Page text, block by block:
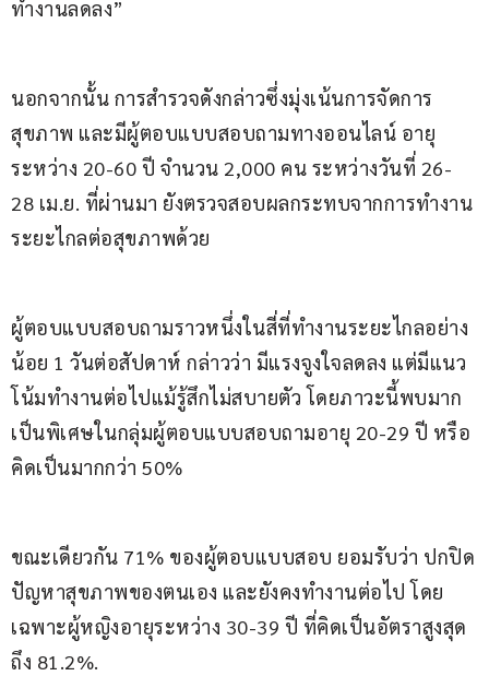
ทำงานลดลง”
นอกจากนั้น การสำรวจดังกล่าวซึ่งมุ่งเน้นการจัดการ
สุขภาพ และมีผู้ตอบแบบสอบถามทางออนไลน์ อายุ
ระหว่าง 20-60 ปี จำนวน 2,000 คน ระหว่างวันที่ 26-
28 เม.ย. ที่ผ่านมา ยังตรวจสอบผลกระทบจากการทำงาน
ระยะไกลต่อสุขภาพด้วย
ผู้ตอบแบบสอบถามราวหนึ่งในสี่ที่ทำงานระยะไกลอย่าง
น้อย 1 วันต่อสัปดาห์ กล่าวว่า มีแรงจูงใจลดลง แต่มีแนว
โน้มทำงานต่อไปแม้รู้สึกไม่สบายตัว โดยภาวะนี้พบมาก
เป็นพิเศษในกลุ่มผู้ตอบแบบสอบถามอายุ 20-29 ปี หรือ
คิดเป็นมากกว่า 50%
ขณะเดียวกัน 71% ของผู้ตอบแบบสอบ ยอมรับว่า ปกปิด
ปัญหาสุขภาพของตนเอง และยังคงทำงานต่อไป โดย
เฉพาะผู้หญิงอายุระหว่าง 30-39 ปี ที่คิดเป็นอัตราสูงสุด
ถึง 81.2%.